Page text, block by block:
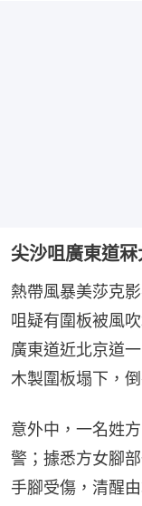
尖沙咀廣東道
熱帶風暴美莎克
咀疑有圍板被風
廣東道近北京道
木製圍板塌下，
意外中，一名姓
警；據悉方女腳
手腳受傷，清醒